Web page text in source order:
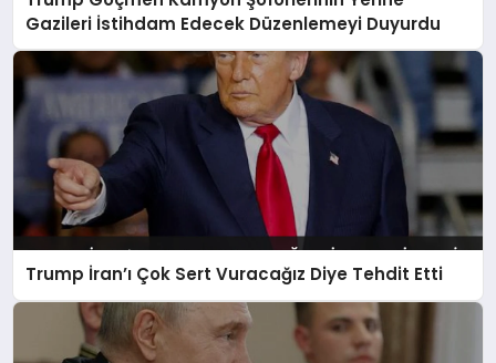
Gazileri İstihdam Edecek Düzenlemeyi Duyurdu
Trump İran’ı Çok Sert Vuracağız Diye Tehdit Etti